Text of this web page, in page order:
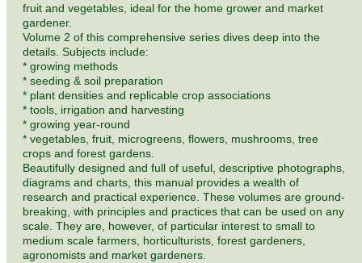
fruit and vegetables, ideal for the home grower and market
gardener.
Volume 2 of this comprehensive series dives deep into the
details. Subjects include:
* growing methods
* seeding & soil preparation
* plant densities and replicable crop associations
* tools, irrigation and harvesting
* growing year-round
* vegetables, fruit, microgreens, flowers, mushrooms, tree
crops and forest gardens.
Beautifully designed and full of useful, descriptive photographs,
diagrams and charts, this manual provides a wealth of
research and practical experience. These volumes are ground-
breaking, with principles and practices that can be used on any
scale. They are, however, of particular interest to small to
medium scale farmers, horticulturists, forest gardeners,
agronomists and market gardeners.